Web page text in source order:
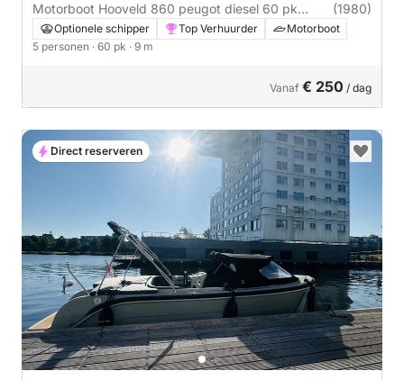
Motorboot Hooveld 860 peugot diesel 60 pk
Hooveld 60pk
(1980)
Optionele schipper Top Verhuurder
Motorboot
5 personen · 60 pk · 9 m
Vanaf € 250 / dag
Direct reserveren